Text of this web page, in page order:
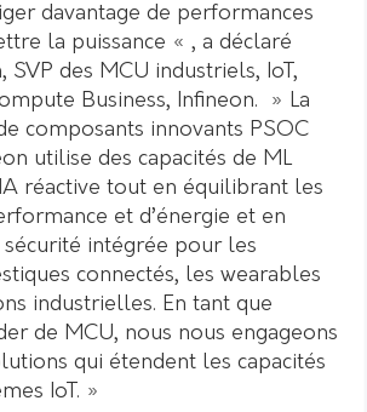
davantage de performances
la puissance « , a déclaré
SVP des MCU industriels, IoT,
Business, Infineon. » La
composants innovants PSOC
utilise des capacités de ML
réactive tout en équilibrant les
et d’énergie et en
intégrée pour les
connectés, les wearables
industrielles. En tant que
de MCU, nous nous engageons
qui étendent les capacités
IoT. »